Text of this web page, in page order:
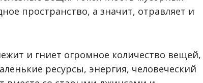
пространство, а значит, отравляет и
и гниет огромное количество вещей,
ресурсы, энергия, человеческий